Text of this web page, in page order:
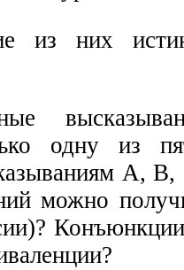
из них
одну из
А, В,
можно